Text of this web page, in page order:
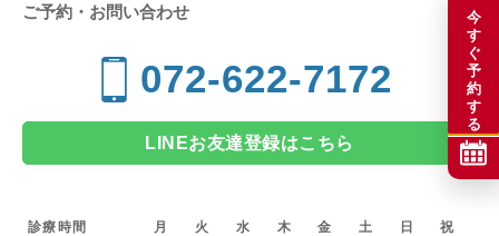
ご予約・お問い合わせ
072-622-7172
LINEお友達登録はこちら
診療時間 月 火 水 木 金 土 日 祝
今
す
ぐ
予
約
す
る